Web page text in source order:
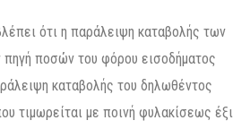
ότι η παράλειψη καταβολής των
ποσών του φόρου εισοδήματος
καταβολής του δηλωθέντος
τιμωρείται με ποινή φυλακίσεως έξι